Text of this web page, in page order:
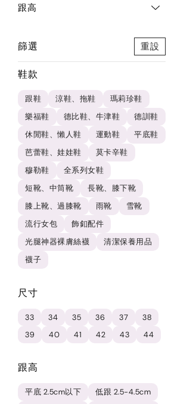
跟高
篩選 重設
鞋款
跟鞋 涼鞋、拖鞋
瑪莉珍鞋
樂福鞋
德比鞋、牛津鞋
德訓鞋
休閒鞋、懶人鞋
運動鞋
平底鞋
芭蕾鞋、娃娃鞋
莫卡辛鞋
穆勒鞋
全系列女鞋
短靴、中筒靴
長靴、膝下靴
膝上靴、過膝靴
雨靴
雪靴
流行女包
飾釦配件
光腿神器裸膚絲襪
清潔保養用品
襪子
尺寸
33 34 35 36 37
38
39
40 41 42 43 44
跟高
平底 2.5cm以下
低跟 2.5-4.5cm